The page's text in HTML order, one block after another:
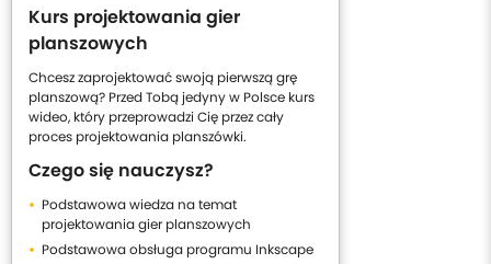
Kurs projektowania gier
planszowych
Chcesz zaprojektować swoją pierwszą grę
planszową? Przed Tobą jedyny w Polsce kurs
wideo, który przeprowadzi Cię przez cały
proces projektowania planszówki.
Czego się nauczysz?
Podstawowa wiedza na temat
projektowania gier planszowych
Podstawowa obsługa programu Inkscape